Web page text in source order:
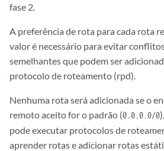
fase 2.
A preferência de rota para cada rota
valor é necessário para evitar
semelhantes que podem ser
protocolo de roteamento (rpd).
Nenhuma rota será adicionada se o
remoto aceito for o padrão (0.0.0.0/0
pode executar protocolos de
aprender rotas e adicionar rotas